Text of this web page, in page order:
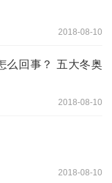
2018-08-10
么回事？ 五大冬奥
2018-08-10
2018-08-10